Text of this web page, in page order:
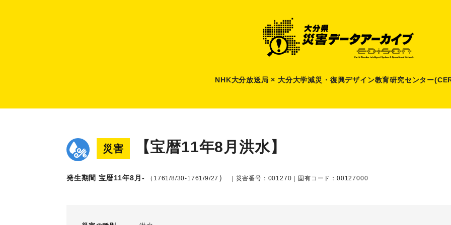
NHK大分放送局 × 大分大学減災 ・ 復興デザイン教育研究センター
災害 【宝暦11年8月洪水】
発生期間 宝暦11年8月- （1761/8/30-1761/9/27 ） ｜災害番号：001270｜固有コード：00127000